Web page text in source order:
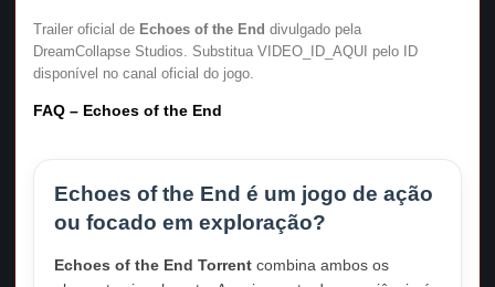
Trailer oficial de Echoes of the End divulgado pela
DreamCollapse Studios. Substitua VIDEO_ID_AQUI pelo ID
disponível no canal oficial do jogo.
FAQ – Echoes of the End
Echoes of the End é um jogo de ação
ou focado em exploração?
Echoes of the End Torrent combina ambos os